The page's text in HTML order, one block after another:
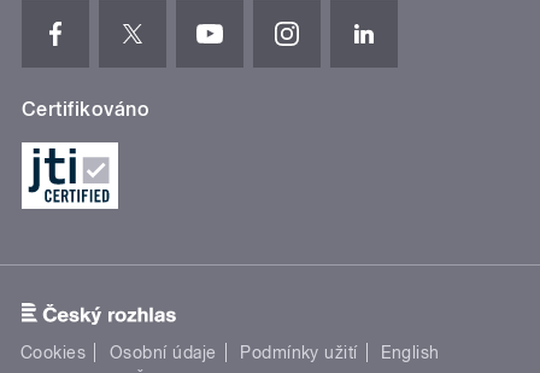
Certifikováno
Cookies Osobní údaje Podmínky užití
English